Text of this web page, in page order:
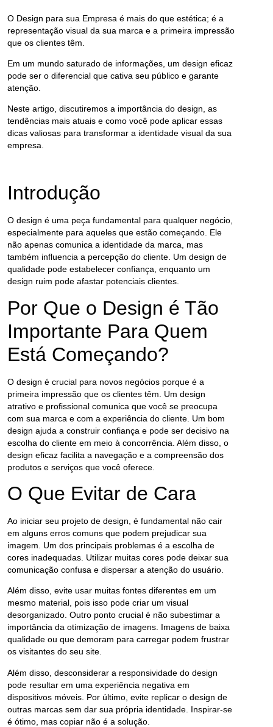
O Design para sua Empresa é mais do que estética; é a
representação visual da sua marca e a primeira impressão
que os clientes têm.
Em um mundo saturado de informações, um design eficaz
pode ser o diferencial que cativa seu público e garante
atenção.
Neste artigo, discutiremos a importância do design, as
tendências mais atuais e como você pode aplicar essas
dicas valiosas para transformar a identidade visual da sua
empresa.
Introdução
O design é uma peça fundamental para qualquer negócio,
especialmente para aqueles que estão começando. Ele
não apenas comunica a identidade da marca, mas
também influencia a percepção do cliente. Um design de
qualidade pode estabelecer confiança, enquanto um
design ruim pode afastar potenciais clientes.
Por Que o Design é Tão
Importante Para Quem
Está Começando?
O design é crucial para novos negócios porque é a
primeira impressão que os clientes têm. Um design
atrativo e profissional comunica que você se preocupa
com sua marca e com a experiência do cliente. Um bom
design ajuda a construir confiança e pode ser decisivo na
escolha do cliente em meio à concorrência. Além disso, o
design eficaz facilita a navegação e a compreensão dos
produtos e serviços que você oferece.
O Que Evitar de Cara
Ao iniciar seu projeto de design, é fundamental não cair
em alguns erros comuns que podem prejudicar sua
imagem. Um dos principais problemas é a escolha de
cores inadequadas. Utilizar muitas cores pode deixar sua
comunicação confusa e dispersar a atenção do usuário.
Além disso, evite usar muitas fontes diferentes em um
mesmo material, pois isso pode criar um visual
desorganizado. Outro ponto crucial é não subestimar a
importância da otimização de imagens. Imagens de baixa
qualidade ou que demoram para carregar podem frustrar
os visitantes do seu site.
Além disso, desconsiderar a responsividade do design
pode resultar em uma experiência negativa em
dispositivos móveis. Por último, evite replicar o design de
outras marcas sem dar sua própria identidade. Inspirar-se
é ótimo, mas copiar não é a solução.